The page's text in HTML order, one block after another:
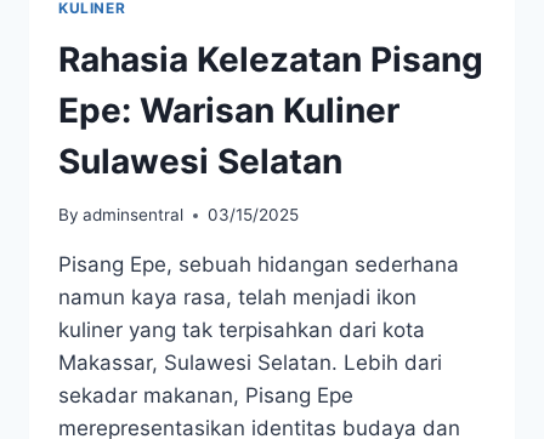
KULINER
Rahasia Kelezatan Pisang
Epe: Warisan Kuliner
Sulawesi Selatan
By adminsentral 03/15/2025
Pisang Epe, sebuah hidangan sederhana
namun kaya rasa, telah menjadi ikon
kuliner yang tak terpisahkan dari kota
Makassar, Sulawesi Selatan. Lebih dari
sekadar makanan, Pisang Epe
merepresentasikan identitas budaya dan